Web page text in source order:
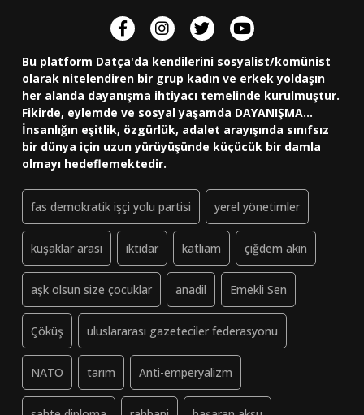
Bu platform Datça'da kendilerini sosyalist/komünist
olarak nitelendiren bir grup kadın ve erkek yoldaşın
her alanda dayanışma ihtiyacı temelinde kurulmuştur.
Fikirde, eylemde ve sosyal yaşamda DAYANIŞMA...
İnsanlığın eşitlik, özgürlük, adalet arayışında sınıfsız
bir dünya için uzun yürüyüşünde küçücük bir damla
olmayı hedeflemektedir.
fas demokratik işçi yolu partisi yerel yönetimler
kuşaklar arası iktidar katliam çiğdem akın
aşk olsun size çocuklar anadil Emekli Sen
Çöküş uluslararası gazeteciler federasyonu
NATO tarım Anti-emperyalizm